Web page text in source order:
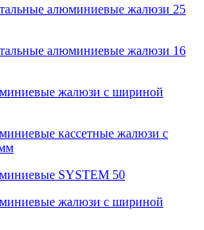
алюминиевые жалюзи 25
алюминиевые жалюзи 16
жалюзи с шириной
кассетные жалюзи с
SYSTEM 50
жалюзи с шириной